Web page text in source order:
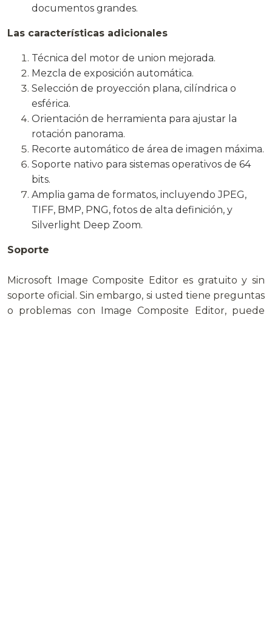
documentos grandes.
Las características adicionales
Técnica del motor de union mejorada.
Mezcla de exposición automática.
Selección de proyección plana, cilíndrica o
esférica.
Orientación de herramienta para ajustar la
rotación panorama.
Recorte automático de área de imagen máxima.
Soporte nativo para sistemas operativos de 64
bits.
Amplia gama de formatos, incluyendo JPEG,
TIFF, BMP, PNG, fotos de alta definición, y
Silverlight Deep Zoom.
Soporte
Microsoft Image Composite Editor es gratuito y sin
soporte oficial. Sin embargo, si usted tiene preguntas
o problemas con Image Composite Editor, puede